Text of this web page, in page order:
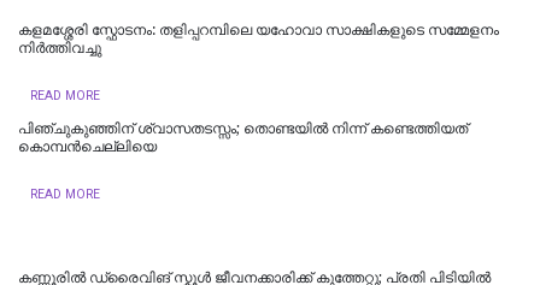
കളമശ്ശേരി സ്ഫോടനം: തളിപ്പറമ്പിലെ യഹോവാ സാക്ഷികളുടെ സമ്മേളനം
നിർത്തിവച്ചു
READ MORE
പിഞ്ചുകുഞ്ഞിന് ശ്വാസതടസ്സം; തൊണ്ടയിൽ നിന്ന് കണ്ടെത്തിയത്
കൊമ്പൻചെല്ലിയെ
READ MORE
കണ്ണൂരിൽ ഡ്രൈവിങ് സ്കൂൾ ജീവനക്കാരിക്ക് കുത്തേറ്റു; പ്രതി പിടിയില്‍